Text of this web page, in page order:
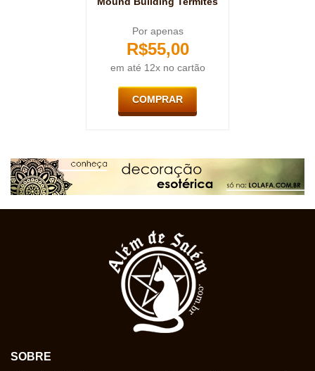
Por apenas
R$55,00
em até 12x no cartão
COMPRAR
SOBRE